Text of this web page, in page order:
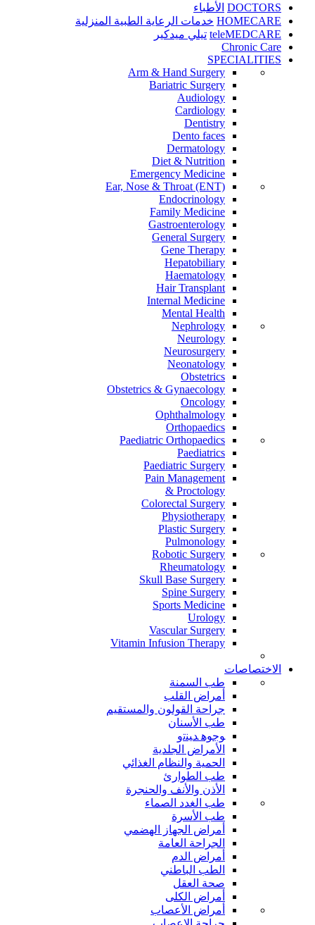
DOCTORS الأطباء
HOMECARE خدمات الرعاية الطبية المنزلية
teleMEDCARE تيلي ميدكير
Chronic Care
SPECIALITIES
Arm & Hand Surgery
Bariatric Surgery
Audiology
Cardiology
Dentistry
Dento faces
Dermatology
Diet & Nutrition
Emergency Medicine
Ear, Nose & Throat (ENT)
Endocrinology
Family Medicine
Gastroenterology
General Surgery
Gene Therapy
Hepatobiliary
Haematology
Hair Transplant
Internal Medicine
Mental Health
Nephrology
Neurology
Neurosurgery
Neonatology
Obstetrics
Obstetrics & Gynaecology
Oncology
Ophthalmology
Orthopaedics
Paediatric Orthopaedics
Paediatrics
Paediatric Surgery
Pain Management
Proctology &
Colorectal Surgery
Physiotherapy
Plastic Surgery
Pulmonology
Robotic Surgery
Rheumatology
Skull Base Surgery
Spine Surgery
Sports Medicine
Urology
Vascular Surgery
Vitamin Infusion Therapy
الاختصاصات
طب السمنة
أمراض القلب
جراحة القولون والمستقيم
طب الأسنان
ﻮﺟﻮﻫ ﺪﻴﻨﺗﻭ
الأمراض الجلدية
الحمية والنظام الغذائي
طب الطوارئ
الأذن والأنف والحنجرة
طب الغدد الصماء
طب الأسرة
أمراض الجهاز الهضمي
الجراحة العامة
أمراض الدم
الطب الباطني
صحة العقل
أمراض الكلى
أمراض الأعصاب